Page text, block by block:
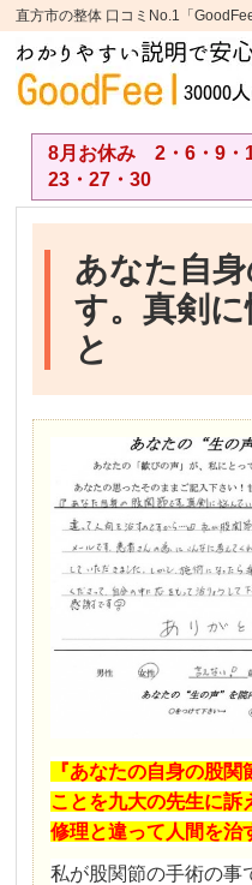
直方市の整体 口コミNo.1「
8月お休み 2・6・9・
23・27・30
あなた自
す。真剣
と
『あなたの自身の股
ことを九大の先生に訴
修理と違って人間を治
私が股関節の手術の事